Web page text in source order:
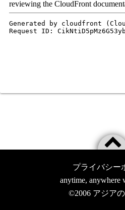
プライバシー
anytime, anywhere
©2006 アジア